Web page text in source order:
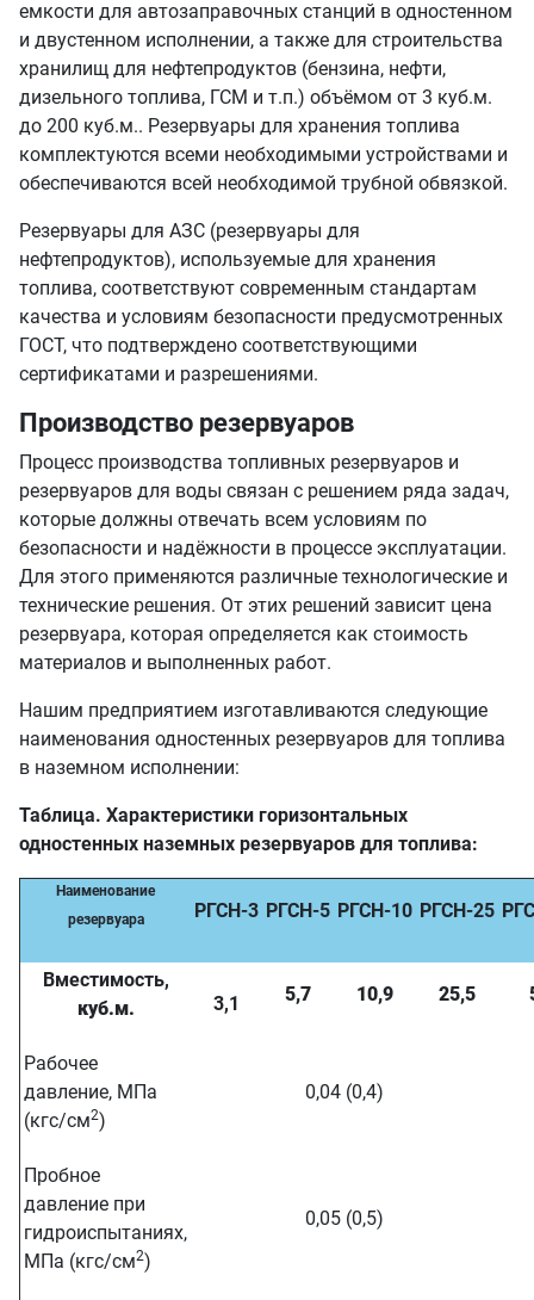
емкости для автозаправочных станций в одностенном
и двустенном исполнении, а также для строительства
хранилищ для нефтепродуктов (бензина, нефти,
дизельного топлива, ГСМ и т.п.) объёмом от 3 куб.м.
до 200 куб.м.. Резервуары для хранения топлива
комплектуются всеми необходимыми устройствами и
обеспечиваются всей необходимой трубной обвязкой.
Резервуары для АЗС (резервуары для
нефтепродуктов), используемые для хранения
топлива, соответствуют современным стандартам
качества и условиям безопасности предусмотренных
ГОСТ, что подтверждено соответствующими
сертификатами и разрешениями.
Производство резервуаров
Процесс производства топливных резервуаров и
резервуаров для воды связан с решением ряда задач,
которые должны отвечать всем условиям по
безопасности и надёжности в процессе эксплуатации.
Для этого применяются различные технологические и
технические решения. От этих решений зависит цена
резервуара, которая определяется как стоимость
материалов и выполненных работ.
Нашим предприятием изготавливаются следующие
наименования одностенных резервуаров для топлива
в наземном исполнении:
Таблица. Характеристики горизонтальных
одностенных наземных резервуаров для топлива:
Наименование
резервуара
РГСН-3 РГСН-5 РГСН-10 РГСН-25
Вместимость,
куб.м.
3,1 5,7 10,9 25,5
Рабочее
давление, МПа
(кгс/см2)
0,04 (0,4)
Пробное
давление при
гидроиспытаниях,
МПа (кгс/см2)
0,05 (0,5)